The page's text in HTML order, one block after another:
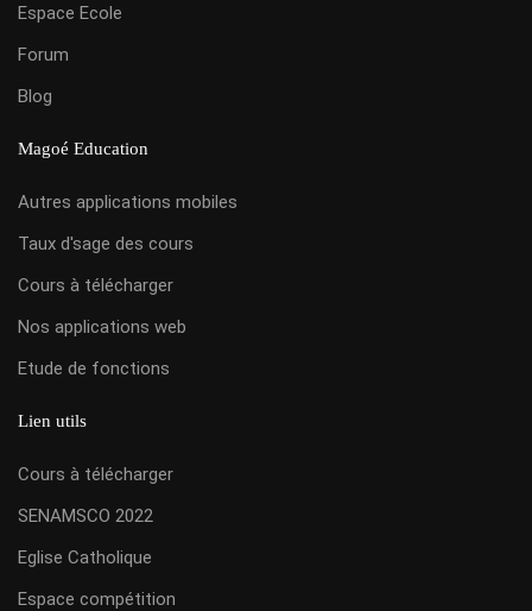
Espace Ecole
Forum
Blog
Magoé Education
Autres applications mobiles
Taux d'sage des cours
Cours à télécharger
Nos applications web
Etude de fonctions
Lien utils
Cours à télécharger
SENAMSCO 2022
Eglise Catholique
Espace compétition